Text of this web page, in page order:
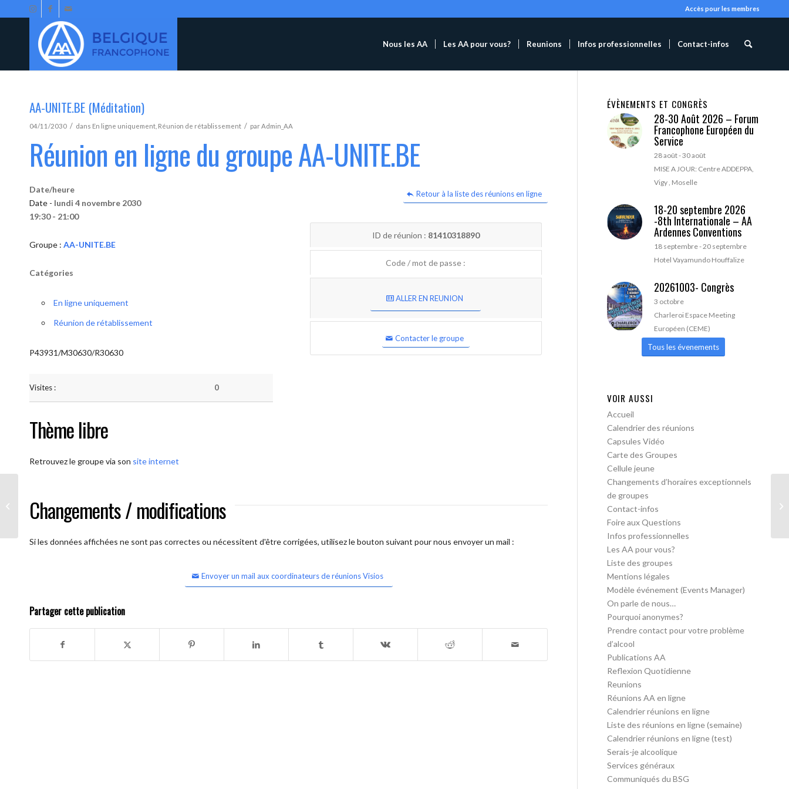
Accès pour les membres
Nous les AA Les AA pour vous? Reunions Infos professionnelles Contact-infos
AA-UNITE.BE (Méditation)
04/11/2030 / dans En ligne uniquement Réunion de rétablissement / parAdmin_AA
Réunion en ligne du groupe AA-UNITE.BE
Retour à la liste des réunions en ligne
Date/heure
Date - lundi 4 novembre 2030
19:30 - 21:00
Groupe : AA-UNITE.BE
Catégories
En ligne uniquement
Réunion de rétablissement
P43931/M30630/R30630
Visites : 0
ID de réunion : 81410318890
Code / mot de passe :
ALLER EN REUNION
Contacter le groupe
Thème libre
Retrouvez le groupe via son site internet
Changements / modifications
Si les données affichées ne sont pas correctes ou nécessitent d'être corrigées, utilisez le bouton suivant pour nous envoyer un mail :
Envoyer un mail aux coordinateurs de réunions Visios
Partager cette publication
ÉVÈNEMENTS ET CONGRÈS
28-30 Août 2026 – Forum
Francophone Européen du
Service
28 août-30 août
MISE A JOUR: Centre ADDEPPA,
Vigy , Moselle
18-20 septembre 2026
-8th Internationale – AA
Ardennes Conventions
18 septembre-20 septembre
Hotel Vayamundo Houffalize
20261003- Congrès
3 octobre
Charleroi Espace Meeting
Européen (CEME)
Tous les évenements
VOIR AUSSI
Accueil
Calendrier des réunions
Capsules Vidéo
Carte des Groupes
Cellule jeune
Changements d’horaires exceptionnels
de groupes
Contact-infos
Foire aux Questions
Infos professionnelles
Les AA pour vous?
Liste des groupes
Mentions légales
Modèle événement (Events Manager)
On parle de nous…
Pourquoi anonymes?
Prendre contact pour votre problème
d’alcool
Publications AA
Reflexion Quotidienne
Reunions
Réunions AA en ligne
Calendrier réunions en ligne
Liste des réunions en ligne (semaine)
Calendrier réunions en ligne (test)
Serais-je alcoolique
Services généraux
Communiqués du BSG
AA-UNITE.BE (Méditation)